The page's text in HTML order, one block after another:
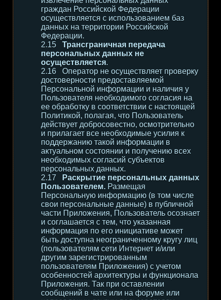
граждан Российской Федерации
осуществляется с использованием баз
данных на территории Российской
Федерации.
Трансграничная передача
персональных данных не
осуществляется.
Оператор не осуществляет проверку
достоверности предоставляемой
Персональной информации и наличия у
Пользователя необходимого согласия на
ее обработку в соответствии с настоящей
Политикой, полагая, что Пользователь
действует добросовестно, осмотрительно
и прилагает все необходимые усилия к
поддержанию такой информации в
актуальном состоянии и получению всех
необходимых согласий субъектов
персональных данных.
Раскрытие персональных данных
Пользователем. Размещая
Персональную информацию (в том числе
свои персональные данные) в публичной
части Приложения, Пользователь осознает
и соглашается с тем, что указанная
информация по его инициативе может
быть доступна неограниченному кругу лиц
(пользователям сети Интернет и/или
другим зарегистрированным
пользователям Приложения) с учетом
особенностей архитектуры и функционала
Приложения. Так при оставлении
сообщений в чате или на форуме или